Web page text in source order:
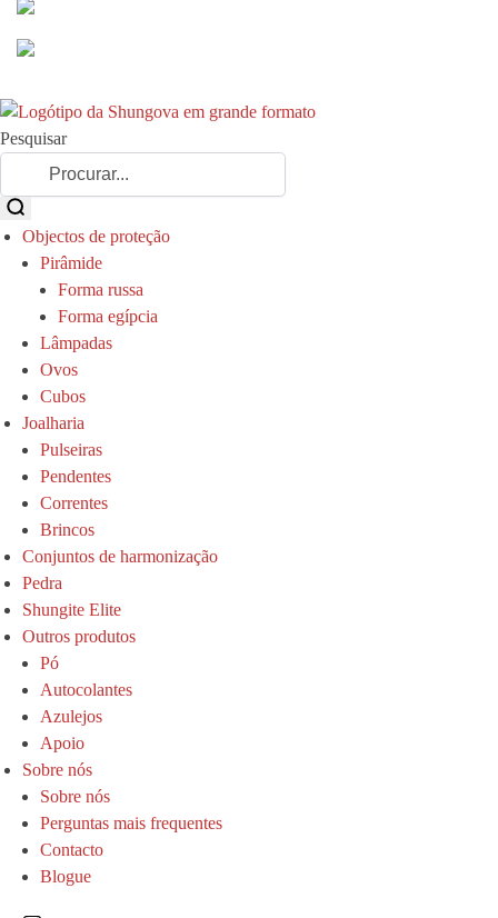
Pesquisar
Objectos de proteção
Pirâmide
Forma russa
Forma egípcia
Lâmpadas
Ovos
Cubos
Joalharia
Pulseiras
Pendentes
Correntes
Brincos
Conjuntos de harmonização
Pedra
Shungite Elite
Outros produtos
Pó
Autocolantes
Azulejos
Apoio
Sobre nós
Sobre nós
Perguntas mais frequentes
Contacto
Blogue